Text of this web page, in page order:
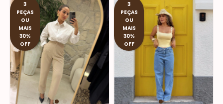
3
PEÇAS
OU
MAIS
30%
OFF
3
PEÇAS
OU
MAIS
30%
OFF